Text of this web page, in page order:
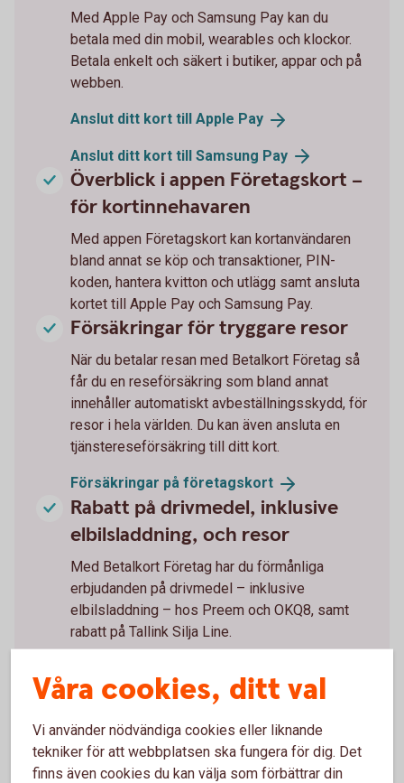
Med Apple Pay och Samsung Pay kan du
betala med din mobil, wearables och klockor.
Betala enkelt och säkert i butiker, appar och på
webben.
Anslut ditt kort till Apple Pay
Anslut ditt kort till Samsung Pay
Överblick i appen Företagskort –
för kortinnehavaren
Med appen Företagskort kan kortanvändaren
bland annat se köp och transaktioner, PIN-
koden, hantera kvitton och utlägg samt ansluta
kortet till Apple Pay och Samsung Pay.
Försäkringar för tryggare resor
När du betalar resan med Betalkort Företag så
får du en reseförsäkring som bland annat
innehåller automatiskt avbeställningsskydd, för
resor i hela världen. Du kan även ansluta en
tjänstereseförsäkring till ditt kort.
Försäkringar på företagskort
Rabatt på drivmedel, inklusive
elbilsladdning, och resor
Med Betalkort Företag har du förmånliga
erbjudanden på drivmedel – inklusive
elbilsladdning – hos Preem och OKQ8, samt
rabatt på Tallink Silja Line.
Våra cookies, ditt val
Vi använder nödvändiga cookies eller liknande
tekniker för att webbplatsen ska fungera för dig. Det
finns även cookies du kan välja som förbättrar din